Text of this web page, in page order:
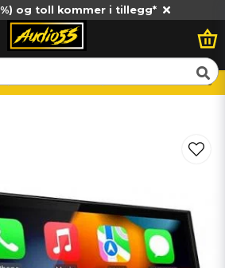
og toll kommer i tillegg*
Bilstereo-Dubbeldin Kenwood DMX7722DABS